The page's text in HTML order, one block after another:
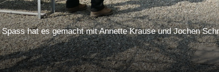
hat es gemacht mit Annette Krause und Jochen